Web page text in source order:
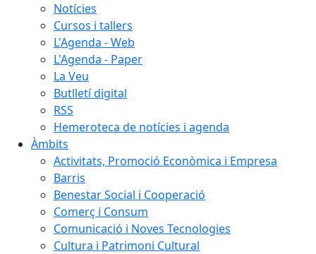
Notícies
Cursos i tallers
L'Agenda - Web
L'Agenda - Paper
La Veu
Butlletí digital
RSS
Hemeroteca de notícies i agenda
Àmbits
Activitats, Promoció Econòmica i Empresa
Barris
Benestar Social i Cooperació
Comerç i Consum
Comunicació i Noves Tecnologies
Cultura i Patrimoni Cultural